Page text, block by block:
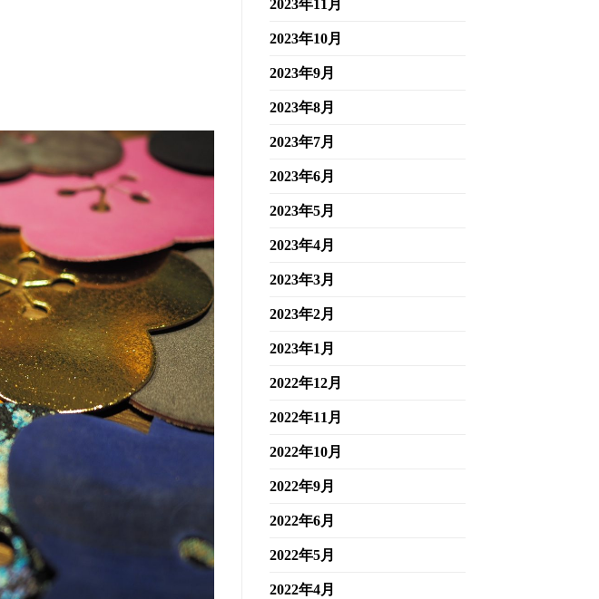
2023年11月
2023年10月
2023年9月
2023年8月
2023年7月
2023年6月
2023年5月
2023年4月
2023年3月
2023年2月
2023年1月
2022年12月
2022年11月
2022年10月
2022年9月
2022年6月
2022年5月
2022年4月